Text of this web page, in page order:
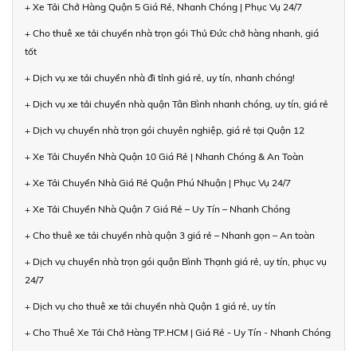
+ Xe Tải Chở Hàng Quận 5 Giá Rẻ, Nhanh Chóng | Phục Vụ 24/7
+ Cho thuê xe tải chuyển nhà trọn gói Thủ Đức chở hàng nhanh, giá
tốt
+ Dịch vụ xe tải chuyển nhà đi tỉnh giá rẻ, uy tín, nhanh chóng!
+ Dịch vụ xe tải chuyển nhà quận Tân Bình nhanh chóng, uy tín, giá rẻ
+ Dịch vụ chuyển nhà trọn gói chuyên nghiệp, giá rẻ tại Quận 12
+ Xe Tải Chuyển Nhà Quận 10 Giá Rẻ | Nhanh Chóng & An Toàn
+ Xe Tải Chuyển Nhà Giá Rẻ Quận Phú Nhuận | Phục Vụ 24/7
+ Xe Tải Chuyển Nhà Quận 7 Giá Rẻ – Uy Tín – Nhanh Chóng
+ Cho thuê xe tải chuyển nhà quận 3 giá rẻ – Nhanh gọn – An toàn
+ Dịch vụ chuyển nhà trọn gói quận Bình Thạnh giá rẻ, uy tín, phục vụ
24/7
+ Dịch vụ cho thuê xe tải chuyển nhà Quận 1 giá rẻ, uy tín
+ Cho Thuê Xe Tải Chở Hàng TP.HCM | Giá Rẻ - Uy Tín - Nhanh Chóng